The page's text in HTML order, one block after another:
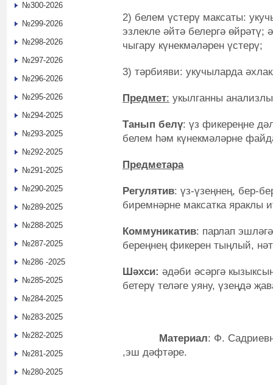
2) белем үстерү максаты:
эзлекле әйтә белергә
чыгару күнекмәләрен үстерү;
3) тәрбияви: укучыларда
Предмет: укылганны
Танып белү: үз фикереңне
белем һәм күнекмәләрне
Предметара
Регулятив: үз-үзеңнең, бер-
биремнәрне максатка яраклы
Коммуникатив: парлап
береңнең фикерен тыңлый,
Шәхси: әдәби әсәргә
бетерү теләге уяну, үзеңдә
Материал: Ф.
,эш дәфтәре.
№300-2026
№299-2026
№298-2026
№297-2026
№296-2026
№295-2026
№294-2025
№293-2025
№292-2025
№291-2025
№290-2025
№289-2025
№288-2025
№287-2025
№286 -2025
№285-2025
№284-2025
№283-2025
№282-2025
№281-2025
№280-2025